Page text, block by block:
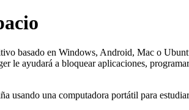
basado en Windows, Android, Mac o
ayudará a bloquear aplicaciones,